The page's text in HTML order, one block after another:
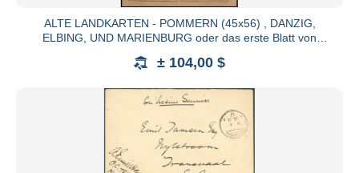
versteigert. Der Versteigerer behält sich vor,
Den Zuschlag erhält der Meistbietende Interesse
Gebot, wenn kein Gegengebot vorliegt, zum
Mindestgebot bei diesen Losen beträgt EUR 10,-.
Zuschlag zu verweigern, Lose zurückzuziehen,
Die Mindeststeigerung beträgt: bis EURO 100,-
10,-; ab EURO 500,- EURO 20,-; ab EURO 1.000,-
ALTE LANDKARTEN - POMMERN (45x56) , DANZIG,
ELBING, UND MARIENBURG oder das erste Blatt von
± 104,00 $